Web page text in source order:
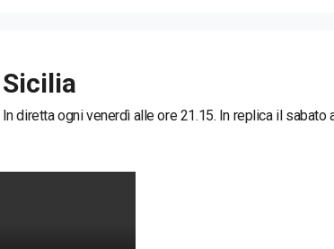
Sicilia
In diretta ogni venerdì alle ore 21.15. In replica il sabato